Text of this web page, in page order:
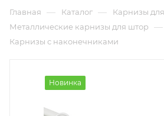
Главная — Каталог — Карнизы
Металлические карнизы для штор —
Карнизы с наконечниками
Новинка